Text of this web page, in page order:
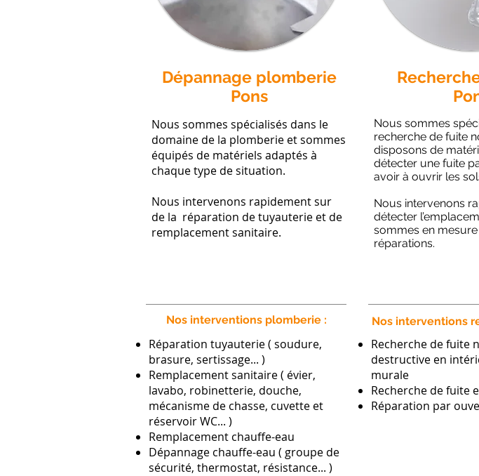
Dépannage plomberie
Pons
Nous sommes spécialisés dans le
domaine de la plomberie et sommes
équipés de matériels adaptés à
chaque type de situation.
Nous intervenons rapidement sur
de la réparation de tuyauterie et de
remplacement sanitaire.
Nous sommes
recherche de fuite
disposons de
détecter une fuite
avoir à ouvrir les
Nous intervenons
détecter
sommes en mesure
réparations.
Nos interventions plomberie :
Réparation tuyauterie ( soudure,
brasure, sertissage... )
Remplacement sanitaire ( évier,
lavabo, robinetterie, douche,
mécanisme de chasse, cuvette et
réservoir WC... )
Remplacement chauffe-eau
Dépannage chauffe-eau ( groupe de
sécurité, thermostat, résistance... )
Nos interventions
Recherche de fuite
destructive en
murale
Recherche de fuite
Réparation par